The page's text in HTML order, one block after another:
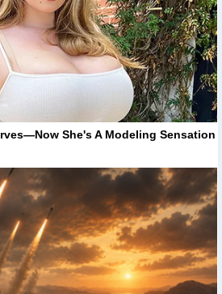
She's A Modeling Sensation